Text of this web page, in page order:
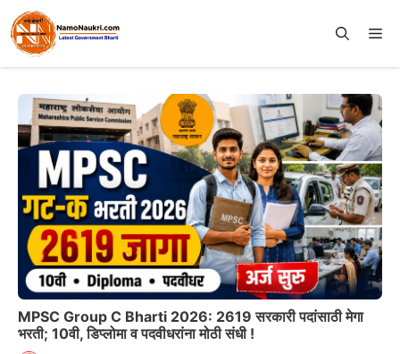
content
MPSC Group C Bharti 2026: 2619 सरकारी पदांसाठी मेगा
भरती; 10वी, डिप्लोमा व पदवीधरांना मोठी संधी !